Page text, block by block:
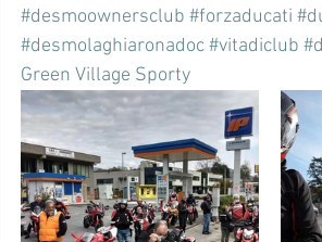
#desmoownersclub #forzaducati
#desmolaghiaronadoc#vitadiclub
Green Village Sporty